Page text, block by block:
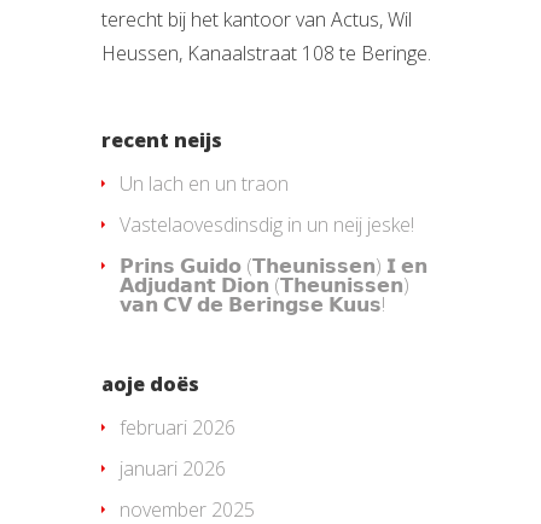
terecht bij het kantoor van Actus, Wil
Heussen, Kanaalstraat 108 te Beringe.
recent neijs
Un lach en un traon
Vastelaovesdinsdig in un neij jeske!
𝗣𝗿𝗶𝗻𝘀 𝗚𝘂𝗶𝗱𝗼 (𝗧𝗵𝗲𝘂𝗻𝗶𝘀𝘀𝗲𝗻) 𝗜 𝗲𝗻
𝗔𝗱𝗷𝘂𝗱𝗮𝗻𝘁 𝗗𝗶𝗼𝗻 (𝗧𝗵𝗲𝘂𝗻𝗶𝘀𝘀𝗲𝗻)
𝘃𝗮𝗻 𝗖𝗩 𝗱𝗲 𝗕𝗲𝗿𝗶𝗻𝗴𝘀𝗲 𝗞𝘂𝘂𝘀!
aoje doës
februari 2026
januari 2026
november 2025